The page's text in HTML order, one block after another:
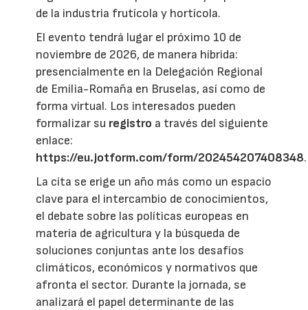
de la industria frutícola y hortícola.
El evento tendrá lugar el próximo 10 de
noviembre de 2026, de manera híbrida:
presencialmente en la Delegación Regional
de Emilia-Romaña en Bruselas, así como de
forma virtual. Los interesados pueden
formalizar su registro a través del siguiente
enlace:
https://eu.jotform.com/form/202454207408348.
La cita se erige un año más como un espacio
clave para el intercambio de conocimientos,
el debate sobre las políticas europeas en
materia de agricultura y la búsqueda de
soluciones conjuntas ante los desafíos
climáticos, económicos y normativos que
afronta el sector. Durante la jornada, se
analizará el papel determinante de las